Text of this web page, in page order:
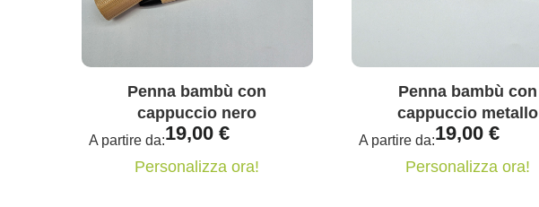
Penna bambù con
cappuccio nero
A partire da:19,00 €
Personalizza ora!
Penna bambù con
cappuccio metallo
A partire da:19,00€
Personalizza ora!